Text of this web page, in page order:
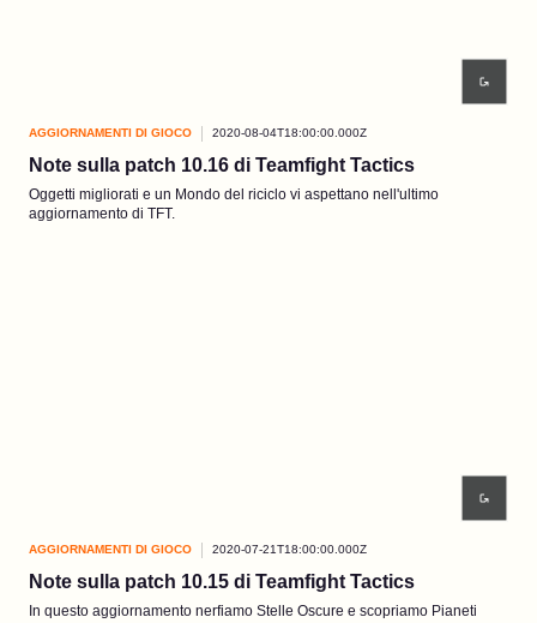
AGGIORNAMENTI DI GIOCO 2020-08-04T18:00:00.000Z
Note sulla patch 10.16 di Teamfight Tactics
Oggetti migliorati e un Mondo del riciclo vi aspettano nell'ultimo
aggiornamento di TFT.
AGGIORNAMENTI DI GIOCO 2020-07-21T18:00:00.000Z
Note sulla patch 10.15 di Teamfight Tactics
In questo aggiornamento nerfiamo Stelle Oscure e scopriamo Pianeti